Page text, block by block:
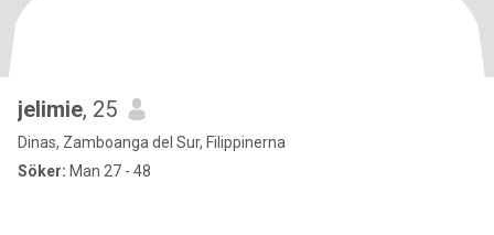
jelimie, 25
Dinas, Zamboanga del Sur, Filippinerna
Söker: Man 27 - 48